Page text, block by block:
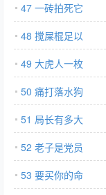
47 一砖拍死它
48 搅屎棍足以
49 大虎人一枚
50 痛打落水狗
51 局长有多大
52 老子是党员
53 要买你的命